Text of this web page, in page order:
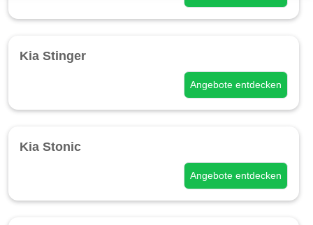
Kia Stinger
Angebote entdecken
Kia Stonic
Angebote entdecken